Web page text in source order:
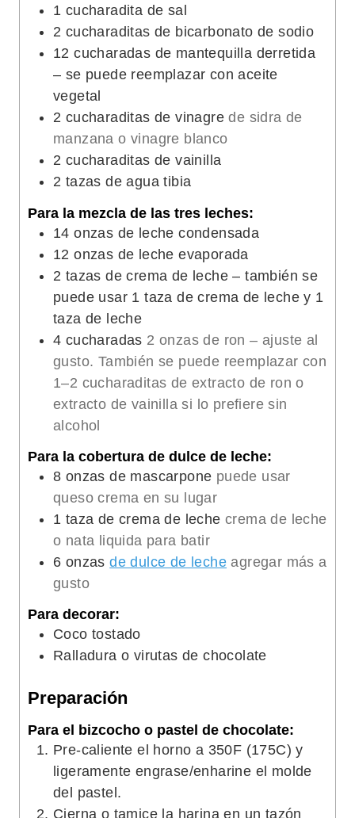
1 cucharadita de sal
2 cucharaditas de bicarbonato de sodio
12 cucharadas de mantequilla derretida
– se puede reemplazar con aceite
vegetal
2 cucharaditas de vinagre de sidra de
manzana o vinagre blanco
2 cucharaditas de vainilla
2 tazas de agua tibia
Para la mezcla de las tres leches:
14 onzas de leche condensada
12 onzas de leche evaporada
2 tazas de crema de leche – también se
puede usar 1 taza de crema de leche y 1
taza de leche
4 cucharadas 2 onzas de ron – ajuste al
gusto. También se puede reemplazar con
1–2 cucharaditas de extracto de ron o
extracto de vainilla si lo prefiere sin
alcohol
Para la cobertura de dulce de leche:
8 onzas de mascarpone puede usar
queso crema en su lugar
1 taza de crema de leche crema de leche
o nata liquida para batir
6 onzas de dulce de leche agregar más a
gusto
Para decorar:
Coco tostado
Ralladura o virutas de chocolate
Preparación
Para el bizcocho o pastel de chocolate:
Pre-caliente el horno a 350F (175C) y
ligeramente engrase/enharine el molde
del pastel.
Cierna o tamice la harina en un tazón